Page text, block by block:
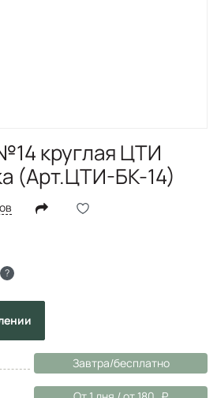
круглая ЦТИ
(Арт.ЦТИ-БК-14)
?
Завтра/бесплатно